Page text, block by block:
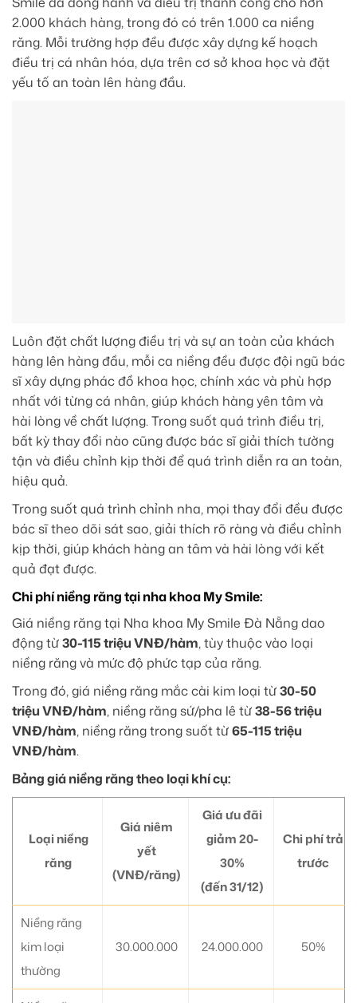
2.000 khách hàng, trong đó có trên 1.000 ca niềng
răng. Mỗi trường hợp đều được xây dựng kế hoạch
điều trị cá nhân hóa, dựa trên cơ sở khoa học và đặt
yếu tố an toàn lên hàng đầu.
Luôn đặt chất lượng điều trị và sự an toàn của khách
hàng lên hàng đầu, mỗi ca niềng đều được đội ngũ bác
sĩ xây dựng phác đồ khoa học, chính xác và phù hợp
nhất với từng cá nhân, giúp khách hàng yên tâm và
hài lòng về chất lượng. Trong suốt quá trình điều trị,
bất kỳ thay đổi nào cũng được bác sĩ giải thích tường
tận và điều chỉnh kịp thời để quá trình diễn ra an toàn,
hiệu quả.
Trong suốt quá trình chỉnh nha, mọi thay đổi đều được
bác sĩ theo dõi sát sao, giải thích rõ ràng và điều chỉnh
kịp thời, giúp khách hàng an tâm và hài lòng với kết
quả đạt được.
Chi phí niềng răng tại nha khoa My Smile:
Giá niềng răng tại Nha khoa My Smile Đà Nẵng dao
động từ30-115 triệu VNĐ/hàm, tùy thuộc vào loại
niềng răng và mức độ phức tạp của răng.
Trong đó, giá niềng răng mắc cài kim loại từ30-50
triệu VNĐ/hàm, niềng răng sứ/pha lê từ38-56 triệu
VNĐ/hàm, niềng răng trong suốt từ65-115 triệu
VNĐ/hàm.
Bảng giá niềng răng theo loại khí cụ:
Loại niềng
răng
Giá niêm
yết
(VNĐ/răng)
Giá ưu đãi
giảm 20-
30%
(đến 31/12)
Chi phí trả
trước
Niềng răng
kim loại
thường
30.000.000 24.000.000 50%